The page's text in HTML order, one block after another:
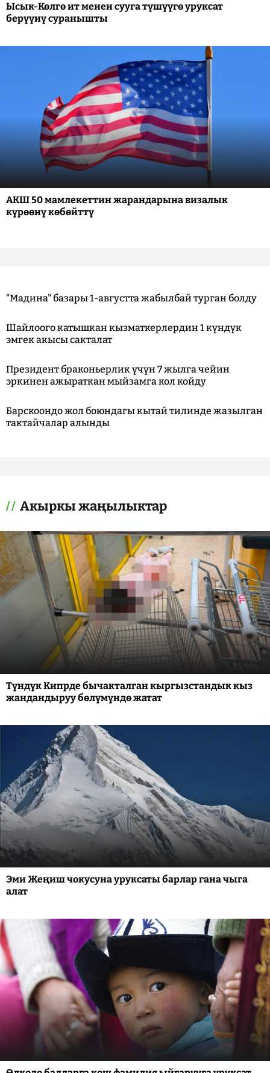
Ысык-Көлгө ит менен сууга түшүүгө уруксат
берүүнү суранышты
АКШ 50 мамлекеттин жарандарына визалык
күрөөнү көбөйттү
"Мадина" базары 1-августта жабылбай турган болду
Шайлоого катышкан кызматкерлердин 1 күндүк
эмгек акысы сакталат
Президент браконьерлик үчүн 7 жылга чейин
эркинен ажыраткан мыйзамга кол койду
Барскоондо жол боюндагы кытай тилинде жазылган
тактайчалар алынды
Акыркы жаңылыктар
Түндүк Кипрде бычакталган кыргызстандык кыз
жандандыруу бөлүмүндө жатат
Эми Жеңиш чокусуна уруксаты барлар гана чыга
алат